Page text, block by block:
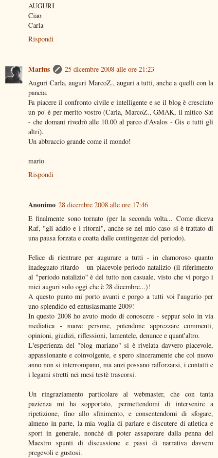
AUGURI
Ciao
Carla
Rispondi
Marius
25 dicembre 2008 alle ore 21:23
Auguri Carla, auguri MarcoZ., auguri a tutti, anche a quelli con la
pancia.
Fa piacere il confronto civile e intelligente e se il blog è cresciuto
un po' è per merito vostro (Carla, MarcoZ., GMAK, il mitico Sat
- che domani rivedrò alle 10.00 al parco d'Avalos - Gis e tutti gli
altri).
Un abbraccio grande come il mondo!
mario
Rispondi
Anonimo 28 dicembre 2008 alle ore 17:46
E finalmente sono tornato (per la seconda volta... Come diceva
Raf, "gli addio e i ritorni", anche se nel mio caso si è trattato di
una pausa forzata e coatta dalle contingenze del periodo).
Felice di rientrare per augurare a tutti - in clamoroso quanto
inadeguato ritardo - un piacevole periodo natalizio (il riferimento
al "periodo natalizio" è del tutto non casuale, visto che vi porgo i
miei auguri solo oggi che è 28 dicembre...)!
A questo punto mi porto avanti e porgo a tutti voi l'augurio per
uno splendido ed entusiasmante 2009!
In questo 2008 ho avuto modo di conoscere - seppur solo in via
mediatica - nuove persone, potendone apprezzare commenti,
opinioni, giudizi, riflessioni, lamentele, denunce e quant'altro.
L'esperienza del "blog mariano" si è rivelata davvero piacevole,
appassionante e coinvolgente, e spero sinceramente che col nuovo
anno non si interrompano, ma anzi possano rafforzarsi, i contatti e
i legami stretti nei mesi testè trascorsi.
Un ringraziamento particolare al webmaster, che con tanta
pazienza mi ha sopportato, permettendomi di intervenire a
ripetizione, fino allo sfinimento, e consentendomi di sfogare,
almeno in parte, la mia voglia di parlare e discutere di atletica e
sport in generale, nonché di poter assaporare dalla penna del
Maestro spunti di discussione e passi di narrativa davvero
pregevoli e gustosi.